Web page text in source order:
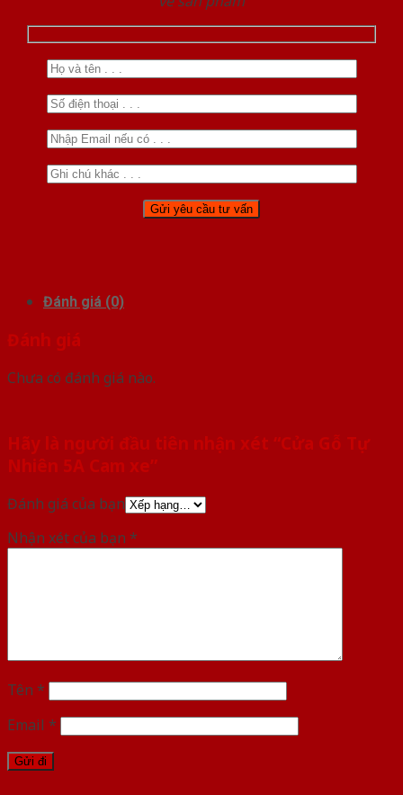
Đánh giá (0)
Đánh giá
Chưa có đánh giá nào.
Hãy là người đầu tiên nhận xét “Cửa Gỗ Tự
Nhiên 5A Cam xe”
Đánh giá của bạn
Nhận xét của bạn *
Tên *
Email *